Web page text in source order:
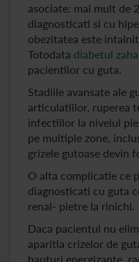
asociate: mai mult de
diagnosticati si cu
obezitatea este
Totodata diabetul
pacientilor cu guta.
Stadiile avansate ale
articulatiilor, ruperea
infectiilor la nivelul
pe multiple zone,
grizele gutoase devin
O alta complicatie ce
diagnosticati cu guta
renal- pietre la rinichi.
Daca pacientul nu
aparitia crizelor de
bauturi energizante,